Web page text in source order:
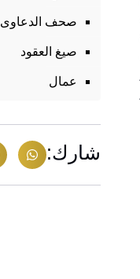
صحف الدعاوى
صيغ العقود
عمال
شارك: